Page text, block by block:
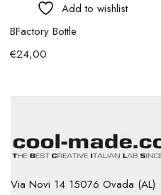
Add to wishlist
BFactory Bottle
€24,00
Via Novi 14 15076 Ovada (AL)